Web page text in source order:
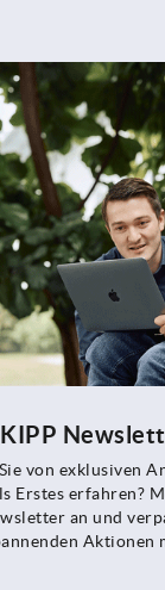
von exklusiven
Erstes erfahren?
an und
Aktionen